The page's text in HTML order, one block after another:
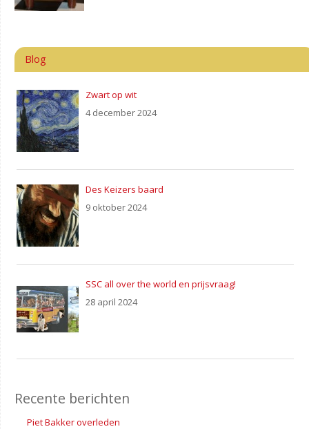
Blog
Zwart op wit
4 december 2024
Des Keizers baard
9 oktober 2024
SSC all over the world en prijsvraag!
28 april 2024
Recente berichten
Piet Bakker overleden